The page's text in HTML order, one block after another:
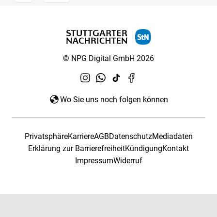
© NPG Digital GmbH 2026
Wo Sie uns noch folgen können
PrivatsphäreKarriereAGBDatenschutzMediadaten
Erklärung zur BarrierefreiheitKündigungKontakt
ImpressumWiderruf